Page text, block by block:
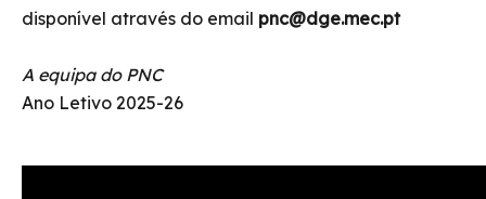
disponível através do email pnc@dge.mec.pt
A equipa do PNC
Ano Letivo 2025-26